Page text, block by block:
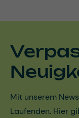
Mit unserem
Laufenden. Hier